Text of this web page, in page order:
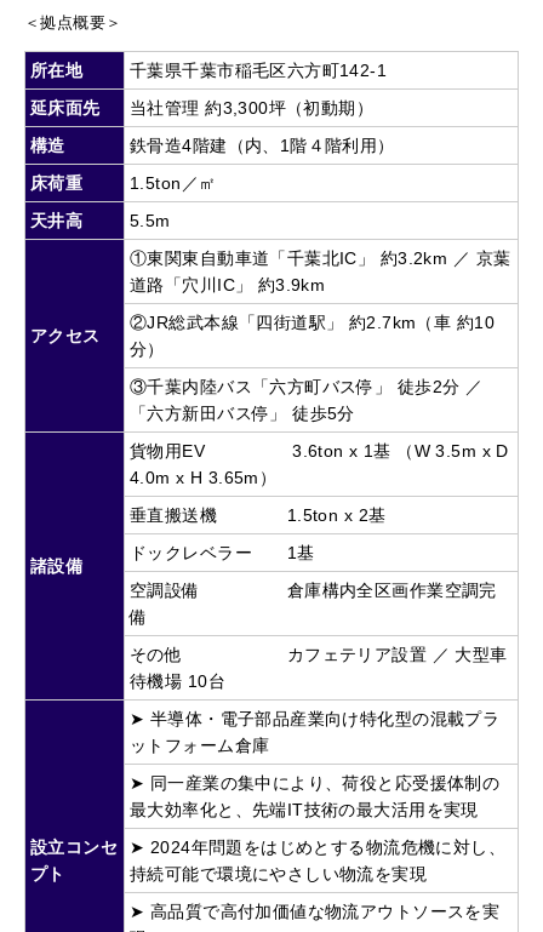
＜拠点概要＞
所在地
千葉県千葉市稲毛区六方町142-1
延床面先
当社管理 約3,300坪（初動期）
構造
鉄骨造4階建（内、1階４階利用）
床荷重
1.5ton／㎡
天井高
5.5m
アクセス
①東関東自動車道「千葉北IC」 約3.2km ／ 京葉
道路「穴川IC」 約3.9km
②JR総武本線「四街道駅」 約2.7km（車 約10
分）
③千葉内陸バス「六方町バス停」 徒歩2分 ／
「六方新田バス停」 徒歩5分
諸設備
貨物用EV 3.6ton x 1基 （W 3.5m x D
4.0m x H 3.65m）
垂直搬送機 1.5ton x 2基
ドックレベラー 1基
空調設備 倉庫構内全区画作業空調完
備
その他 カフェテリア設置 ／ 大型車
待機場 10台
設立コンセ
プト
➤ 半導体・電子部品産業向け特化型の混載プラ
ットフォーム倉庫
➤ 同一産業の集中により、荷役と応受援体制の
最大効率化と、先端IT技術の最大活用を実現
➤ 2024年問題をはじめとする物流危機に対し、
持続可能で環境にやさしい物流を実現
➤ 高品質で高付加価値な物流アウトソースを実